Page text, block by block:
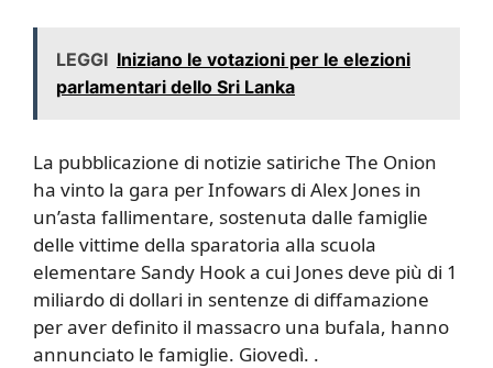
LEGGI Iniziano le votazioni per le elezioni
parlamentari dello Sri Lanka
La pubblicazione di notizie satiriche The Onion
ha vinto la gara per Infowars di Alex Jones in
un’asta fallimentare, sostenuta dalle famiglie
delle vittime della sparatoria alla scuola
elementare Sandy Hook a cui Jones deve più di 1
miliardo di dollari in sentenze di diffamazione
per aver definito il massacro una bufala, hanno
annunciato le famiglie. Giovedì. .